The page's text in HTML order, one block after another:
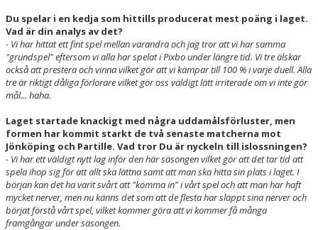
Du spelar i en kedja som hittills producerat mest poäng i laget.
Vad är din analys av det?
- Vi har hittat ett fint spel mellan varandra och jag tror att vi har samma
"grundspel" eftersom vi alla har spelat i Pixbo under längre tid. Vi tre älskar
också att prestera och vinna vilket gör att vi kämpar till 100 % i varje duell. Alla
tre är riktigt dåliga förlorare vilket gör oss väldigt lätt irriterade om vi inte gör
mål... haha.
Laget startade knackigt med några uddamålsförluster, men
formen har kommit starkt de två senaste matcherna mot
Jönköping och Partille. Vad tror Du är nyckeln till islossningen?
- Vi har ett väldigt nytt lag inför den här säsongen vilket gör att det tar tid att
spela ihop sig för att allt ska lättna samt att man ska hitta sin plats i laget. I
början kan det ha varit svårt att "komma in" i vårt spel och att man har haft
mycket nerver, men nu känns det som att de flesta har släppt sina nerver och
börjat förstå vårt spel, vilket kommer göra att vi kommer få många
framgångar under säsongen.